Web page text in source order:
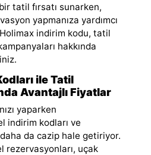
tatil fırsatı sunarken,
yapmanıza yardımcı
indirim kodu, tatil
hakkında
ile Tatil
Avantajlı Fiyatlar
yaparken
indirim kodları ve
da cazip hale getiriyor.
rezervasyonları, uçak